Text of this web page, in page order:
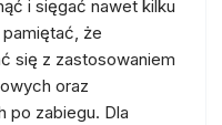
i sięgać nawet kilku
że
się z zastosowaniem
oraz
po zabiegu. Dla